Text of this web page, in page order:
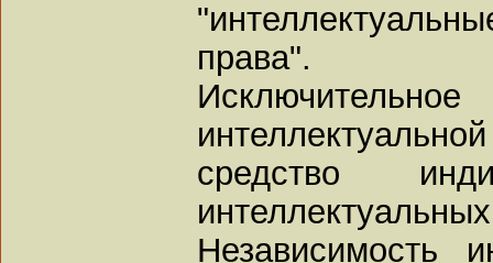
права".
средство
Независимость